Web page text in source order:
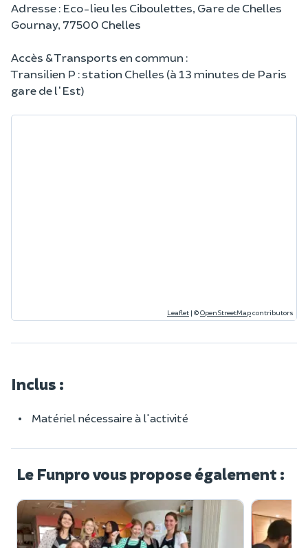
Adresse : Eco-lieu les Ciboulettes, Gare de Chelles
Gournay, 77500 Chelles
Accès & Transports en commun :
Transilien P : station Chelles (à 13 minutes de Paris
gare de l'Est)
Leaflet | ©OpenStreetMapcontributors
Inclus :
Matériel nécessaire à l'activité
Le Funpro vous propose également :